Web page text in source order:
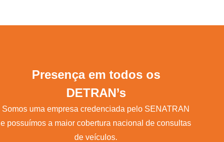
Presença em todos os
DETRAN’s
Somos uma empresa credenciada pelo SENATRAN
e possuímos a maior cobertura nacional de consultas
de veículos.